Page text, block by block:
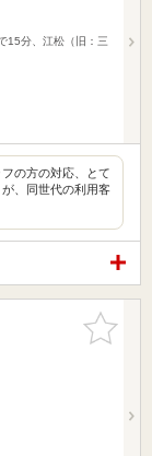
15分、江松（旧：三
の方の対応、とて
、同世代の利用客
お気に入
りに追加